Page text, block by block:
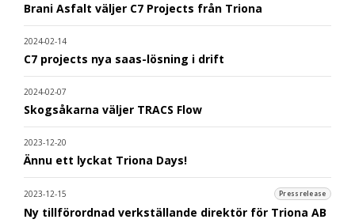
Brani Asfalt väljer C7 Projects från Triona
2024-02-14
C7 projects nya saas-lösning i drift
2024-02-07
Skogsåkarna väljer TRACS Flow
2023-12-20
Ännu ett lyckat Triona Days!
2023-12-15 Pressrelease
Ny tillförordnad verkställande direktör för Triona AB